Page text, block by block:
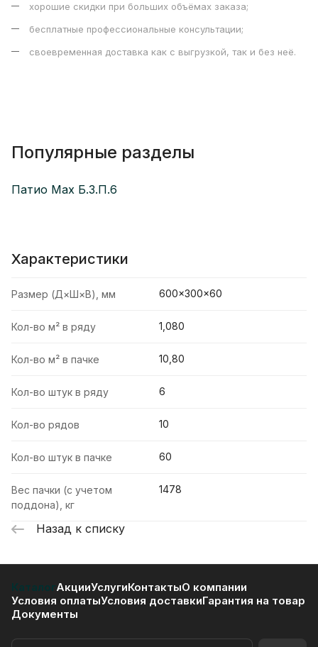
хорошие скидки при больших объёмах заказа;
бесплатные профессиональные консультации;
своевременная доставка как с выгрузкой, так и без неё.
Популярные разделы
Патио Max Б.3.П.6
Характеристики
Размер (Д×Ш×В), мм 600×300×60
Кол-во м² в ряду 1,080
Кол-во м² в пачке 10,80
Кол-во штук в ряду 6
Кол-во рядов 10
Кол-во штук в пачке 60
Вес пачки (с учетом
поддона), кг
1478
Назад к списку
КаталогАкцииУслугиКонтактыО компании
Условия оплатыУсловия доставкиГарантия на товар
Документы